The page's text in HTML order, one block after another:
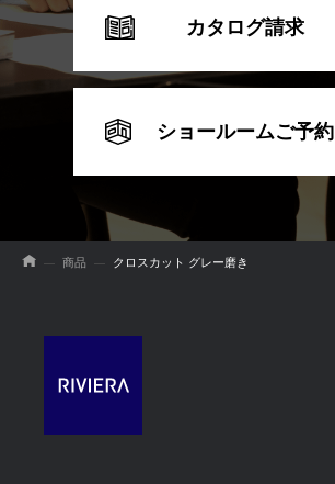
カタログ請求
ショールームご予約
商品 クロスカット グレー磨き